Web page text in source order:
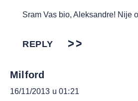
Sram Vas bio, Aleksandre! Nije
REPLY
Milford
16/11/2013 u 01:21